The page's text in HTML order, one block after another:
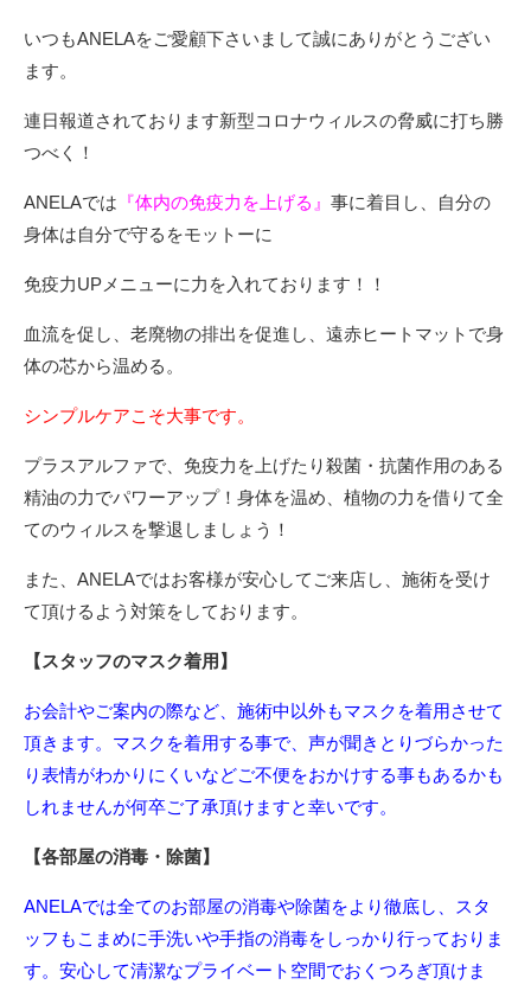
いつもANELAをご愛顧下さいまして誠にありがとうござい
ます。
連日報道されております新型コロナウィルスの脅威に打ち勝
つべく！
ANELAでは 『体内の免疫力を上げる』 事に着目し、自分の
身体は自分で守るをモットーに
免疫力UPメニューに力を入れております！！
血流を促し、老廃物の排出を促進し、遠赤ヒートマットで身
体の芯から温める。
シンプルケアこそ大事です。
プラスアルファで、免疫力を上げたり殺菌・抗菌作用のある
精油の力でパワーアップ！身体を温め、植物の力を借りて全
てのウィルスを撃退しましょう！
また、ANELAではお客様が安心してご来店し、施術を受け
て頂けるよう対策をしております。
【スタッフのマスク着用】
お会計やご案内の際など、施術中以外もマスクを着用させて
頂きます。マスクを着用する事で、声が聞きとりづらかった
り表情がわかりにくいなどご不便をおかけする事もあるかも
しれませんが何卒ご了承頂けますと幸いです。
【各部屋の消毒・除菌】
ANELAでは全てのお部屋の消毒や除菌をより徹底し、スタ
ッフもこまめに手洗いや手指の消毒をしっかり行っておりま
す。安心して清潔なプライベート空間でおくつろぎ頂けま